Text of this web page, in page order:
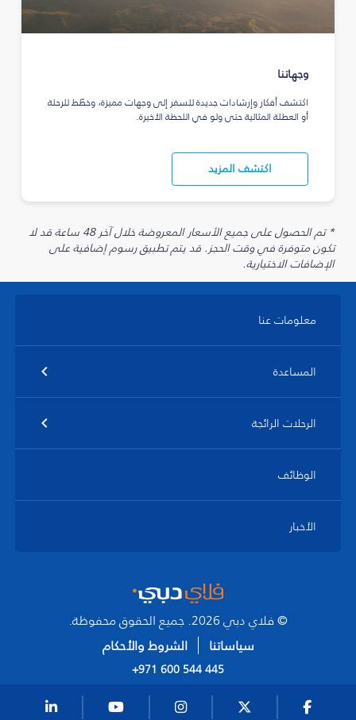
وجهاتنا
اكتشف أفكار وإرشادات جديدة للسفر إلى وجهات مميزة، وخطّط للرحلة
أو العطلة المثالية حتى ولو في اللحظة الأخيرة.
اكتشف المزيد
* تم الحصول على جميع الأسعار المعروضة خلال آخر 48 ساعة قد لا
تكون متوفرة في وقت الحجز. قد يتم تطبيق رسوم إضافية على
الإضافات الاختيارية.
معلومات عنا
المساعدة
الرحلات الرائجة
الوظائف
الأخبار
© فلاي دبي 2026. جميع الحقوق محفوظة.
سياساتنا
الشروط والأحكام
+971 600 544 445